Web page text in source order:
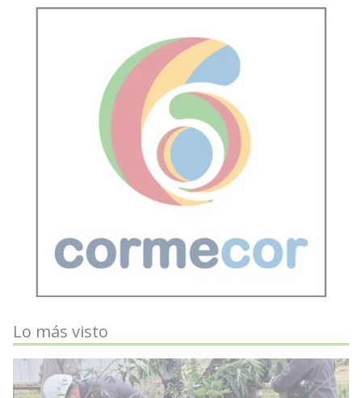
Lo más visto